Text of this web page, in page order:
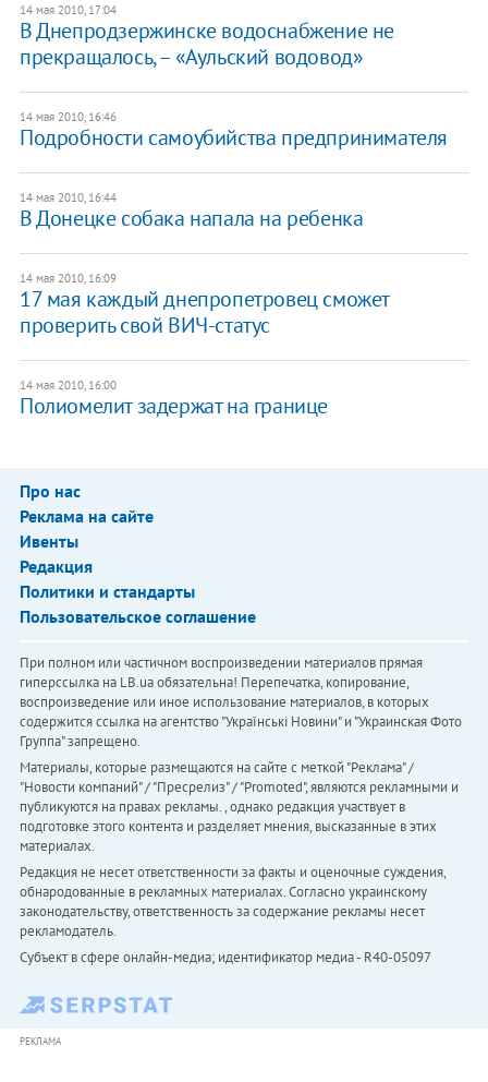
14 мая 2010, 17:04
В Днепродзержинске водоснабжение не
прекращалось, – «Аульский водовод»
14 мая 2010, 16:46
Подробности самоубийства предпринимателя
14 мая 2010, 16:44
В Донецке собака напала на ребенка
14 мая 2010, 16:09
17 мая каждый днепропетровец сможет
проверить свой ВИЧ-статус
14 мая 2010, 16:00
Полиомелит задержат на границе
Про нас
Реклама на сайте
Ивенты
Редакция
Политики и стандарты
Пользовательское соглашение
При полном или частичном воспроизведении материалов прямая
гиперссылка на LB.ua обязательна! Перепечатка, копирование,
воспроизведение или иное использование материалов, в которых
содержится ссылка на агентство "Українськi Новини" и "Украинская Фото
Группа" запрещено.
Материалы, которые размещаются на сайте с меткой "Реклама" /
"Новости компаний" / "Пресрелиз" / "Promoted", являются рекламными и
публикуются на правах рекламы. , однако редакция участвует в
подготовке этого контента и разделяет мнения, высказанные в этих
материалах.
Редакция не несет ответственности за факты и оценочные суждения,
обнародованные в рекламных материалах. Согласно украинскому
законодательству, ответственность за содержание рекламы несет
рекламодатель.
Субъект в сфере онлайн-медиа; идентификатор медиа - R40-05097
РЕКЛАМА